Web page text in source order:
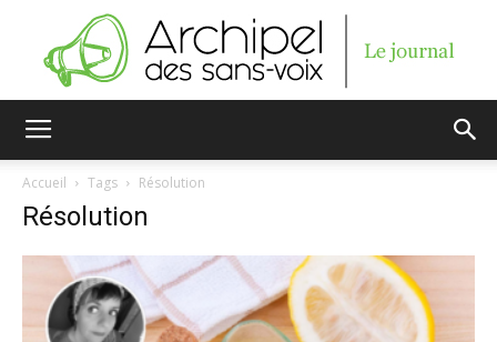
sans-
Accueil Tags Résolution
Résolution